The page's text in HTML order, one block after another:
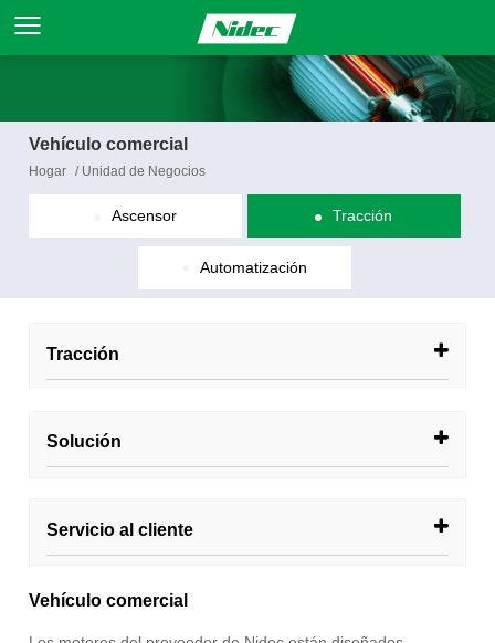
Vehículo comercial
Hogar / Unidad de Negocios
Ascensor Tracción
Automatización
Tracción
Solución
Servicio al cliente
Vehículo comercial